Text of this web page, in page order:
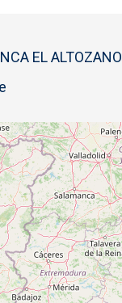
EL ALTOZANO